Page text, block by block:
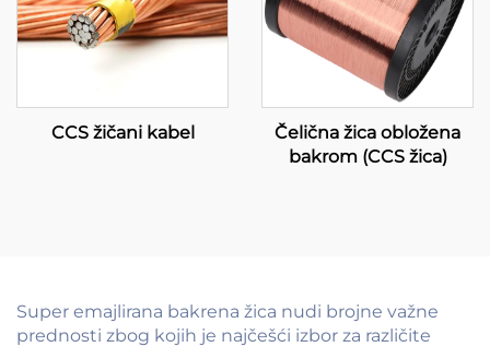
CCS žičani kabel
Čelična žica obložena
bakrom (CCS žica)
Super emajlirana bakrena žica nudi brojne važne
prednosti zbog kojih je najčešći izbor za različite